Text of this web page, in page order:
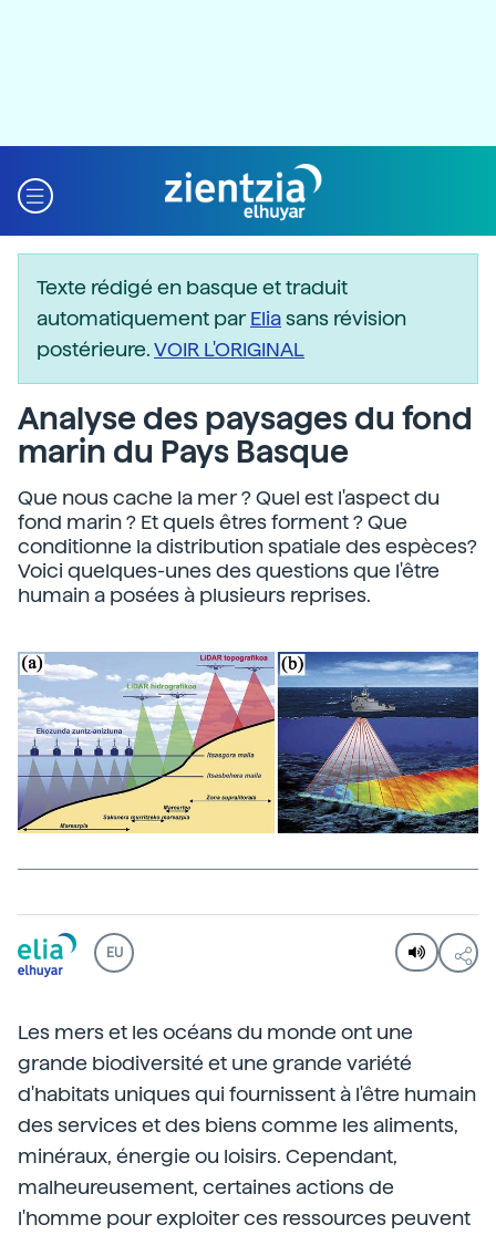
Texte rédigé en basque et traduit
automatiquement parEliasans révision
postérieure.VOIR L'ORIGINAL
Analyse des paysages du fond
marin du Pays Basque
Que nous cache la mer ? Quel est l'aspect du
fond marin ? Et quels êtres forment ? Que
conditionne la distribution spatiale des espèces?
Voici quelques-unes des questions que l'être
humain a posées à plusieurs reprises.
EU
Les mers et les océans du monde ont une
grande biodiversité et une grande variété
d'habitats uniques qui fournissent à l'être humain
des services et des biens comme les aliments,
minéraux, énergie ou loisirs. Cependant,
malheureusement, certaines actions de
l'homme pour exploiter ces ressources peuvent